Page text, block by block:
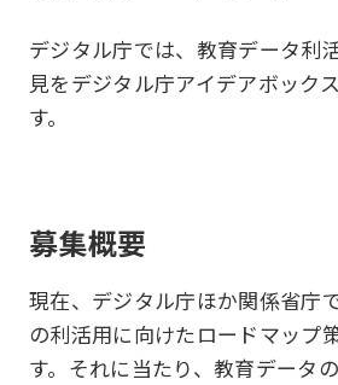
デジタル庁では、教育データ利
見をデジタル庁アイデアボック
す。
募集概要
現在、デジタル庁ほか関係省庁
の利活用に向けたロードマップ
す。それに当たり、教育データ